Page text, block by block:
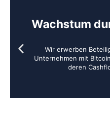
Wachstum
Wir erwerben
Unternehmen mit
deren